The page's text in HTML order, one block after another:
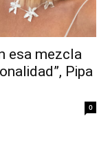
esa mezcla
Pipa
0